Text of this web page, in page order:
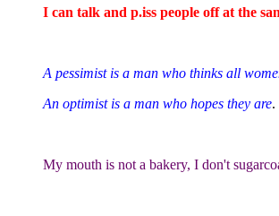
I can talk and p.iss people off at the
A pessimist is a man who thinks all
An optimist is a man who hopes they are.
My mouth is not a bakery, I don't